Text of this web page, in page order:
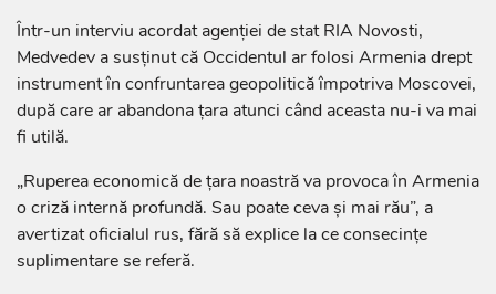
Într-un interviu acordat agenției de stat RIA Novosti,
Medvedev a susținut că Occidentul ar folosi Armenia drept
instrument în confruntarea geopolitică împotriva Moscovei,
după care ar abandona țara atunci când aceasta nu-i va mai
fi utilă.
„Ruperea economică de țara noastră va provoca în Armenia
o criză internă profundă. Sau poate ceva și mai rău”, a
avertizat oficialul rus, fără să explice la ce consecințe
suplimentare se referă.